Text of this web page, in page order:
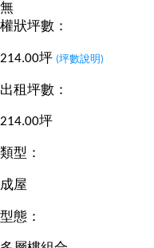
無
權狀坪數：
214.00坪 (坪數說明)
出租坪數：
214.00坪
類型：
成屋
型態：